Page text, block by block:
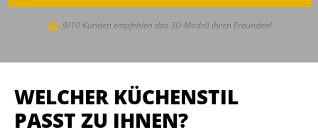
9/10 Kunden empfehlen das 3D-Modell ihren Freunden!
WELCHER KÜCHENSTIL
PASST ZU IHNEN?